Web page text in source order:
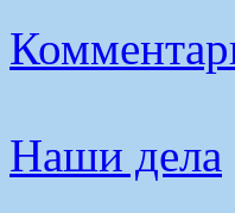
Наши дела